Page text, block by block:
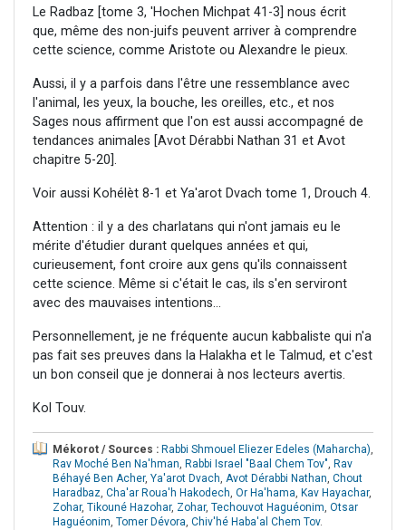
Le Radbaz [tome 3, 'Hochen Michpat 41-3] nous écrit
que, même des non-juifs peuvent arriver à comprendre
cette science, comme Aristote ou Alexandre le pieux.
Aussi, il y a parfois dans l'être une ressemblance avec
l'animal, les yeux, la bouche, les oreilles, etc., et nos
Sages nous affirment que l'on est aussi accompagné de
tendances animales [Avot Dérabbi Nathan 31 et Avot
chapitre 5-20].
Voir aussi Kohélèt 8-1 et Ya'arot Dvach tome 1, Drouch 4.
Attention : il y a des charlatans qui n'ont jamais eu le
mérite d'étudier durant quelques années et qui,
curieusement, font croire aux gens qu'ils connaissent
cette science. Même si c'était le cas, ils s'en serviront
avec des mauvaises intentions...
Personnellement, je ne fréquente aucun kabbaliste qui n'a
pas fait ses preuves dans la Halakha et le Talmud, et c'est
un bon conseil que je donnerai à nos lecteurs avertis.
Kol Touv.
Mékorot / Sources : Rabbi Shmouel Eliezer Edeles (Maharcha),
Rav Moché Ben Na'hman, Rabbi Israel "Baal Chem Tov", Rav
Béhayé Ben Acher, Ya'arot Dvach, Avot Dérabbi Nathan, Chout
Haradbaz, Cha'ar Roua'h Hakodech, Or Ha'hama, Kav Hayachar,
Zohar, Tikouné Hazohar, Zohar, Techouvot Haguéonim, Otsar
Haguéonim, Tomer Dévora, Chiv'hé Haba'al Chem Tov.